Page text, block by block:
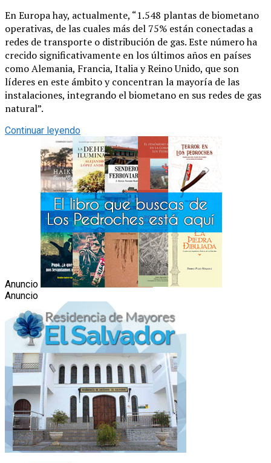
En Europa hay, actualmente, “1.548 plantas de biometano
operativas, de las cuales más del 75% están conectadas a
redes de transporte o distribución de gas. Este número ha
crecido significativamente en los últimos años en países
como Alemania, Francia, Italia y Reino Unido, que son
líderes en este ámbito y concentran la mayoría de las
instalaciones, integrando el biometano en sus redes de gas
natural”.
Continuar leyendo
Anuncio
Anuncio